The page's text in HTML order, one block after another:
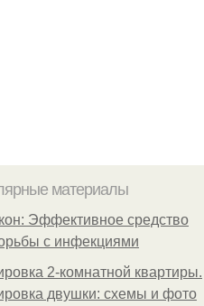
материалы
Эффективное средство
с инфекциями
2-комнатной квартиры.
двушки: схемы и фото